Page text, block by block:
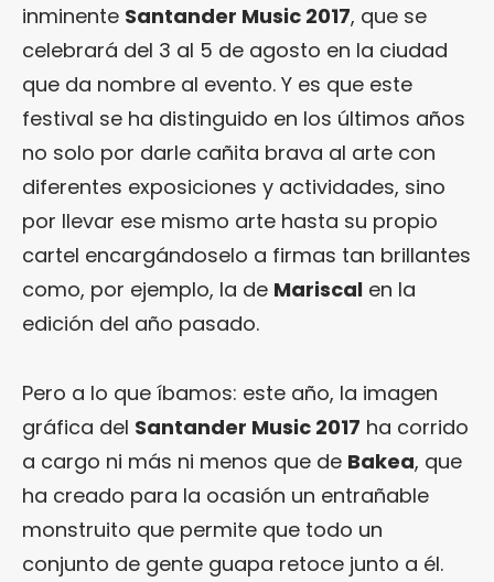
inminente Santander Music 2017, que se
celebrará del 3 al 5 de agosto en la ciudad
que da nombre al evento. Y es que este
festival se ha distinguido en los últimos años
no solo por darle cañita brava al arte con
diferentes exposiciones y actividades, sino
por llevar ese mismo arte hasta su propio
cartel encargándoselo a firmas tan brillantes
como, por ejemplo, la de Mariscal en la
edición del año pasado.
Pero a lo que íbamos: este año, la imagen
gráfica del Santander Music 2017 ha corrido
a cargo ni más ni menos que de Bakea, que
ha creado para la ocasión un entrañable
monstruito que permite que todo un
conjunto de gente guapa retoce junto a él.